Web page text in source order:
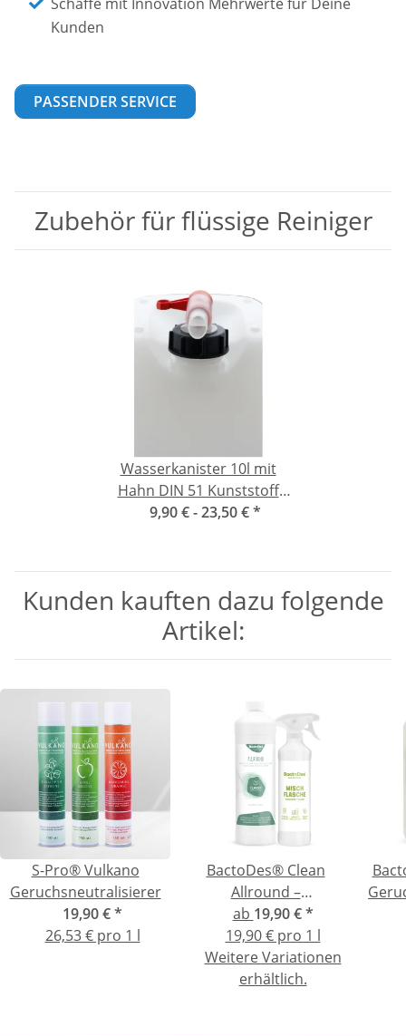
Kunden
PASSENDER SERVICE
Zubehör für flüssige Reiniger
Wasserkanister 10l mit
Hahn DIN 51 Kunststoff
natur
9,90 € -23,50 €*
Kunden kauften dazu folgende
Artikel:
S-Pro® Vulkano
Geruchsneutralisierer
19,90 €*
26,53 € pro 1 l
BactoDes® Clean
Allround –
Geruchsentferner mit
Reinigungswirkung
ab 19,90 €*
19,90 € pro 1 l
Weitere Variationen
erhältlich.